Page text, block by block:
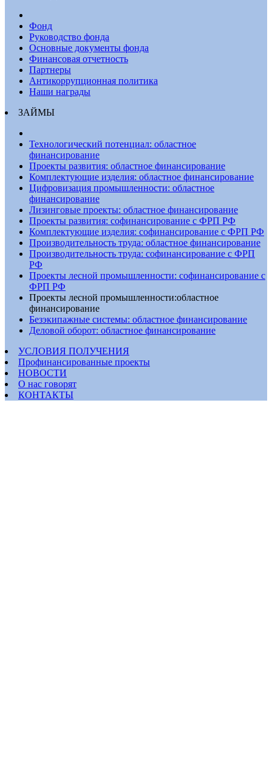
Фонд
Руководство фонда
Основные документы фонда
Финансовая отчетность
Партнеры
Антикоррупционная политика
Наши награды
ЗАЙМЫ
Технологический потенциал: областное
финансирование
Проекты развития: областное финансирование
Комплектующие изделия: областное финансирование
Цифровизация промышленности: областное
финансирование
Лизинговые проекты: областное финансирование
Проекты развития: софинансирование с ФРП РФ
Комплектующие изделия: софинансирование с ФРП РФ
Производительность труда: областное финансирование
Производительность труда: софинансирование с ФРП
РФ
Проекты лесной промышленности: софинансирование с
ФРП РФ
Проекты лесной промышленности:областное
финансирование
Безэкипажные системы: областное финансирование
Деловой оборот: областное финансирование
УСЛОВИЯ ПОЛУЧЕНИЯ
Профинансированные проекты
НОВОСТИ
О нас говорят
КОНТАКТЫ